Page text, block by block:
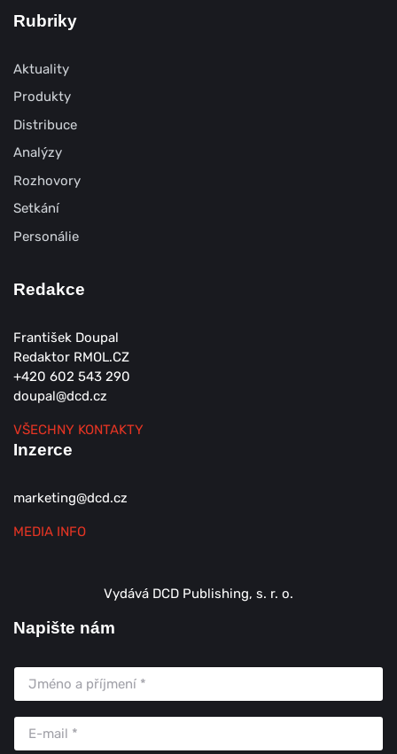
Rubriky
Aktuality
Produkty
Distribuce
Analýzy
Rozhovory
Setkání
Personálie
Redakce
František Doupal
Redaktor RMOL.CZ
+420 602 543 290
doupal@dcd.cz
VŠECHNY KONTAKTY
Inzerce
marketing@dcd.cz
MEDIA INFO
Vydává DCD Publishing, s. r. o.
Napište nám